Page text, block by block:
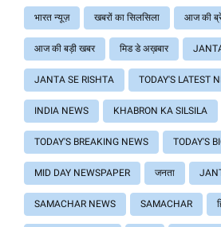
भारत न्यूज़ खबरों का सिलसिला आज की
आज की बड़ी खबर मिड डे अख़बार
JANTA SE RISHTA TODAY'S LATEST
INDIA NEWS KHABRON KA SILSILA
TODAY'S BREAKING NEWS TODAY'S
MID DAY NEWSPAPER जनता
SAMACHAR NEWS SAMACHAR